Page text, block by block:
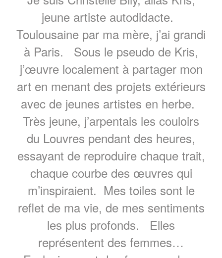
jeune artiste autodidacte.
Toulousaine par ma mère, j’ai grandi
à Paris. Sous le pseudo de Kris,
j’œuvre localement à partager mon
art en menant des projets extérieurs
avec de jeunes artistes en herbe.
Très jeune, j’arpentais les couloirs
du Louvres pendant des heures,
essayant de reproduire chaque trait,
chaque courbe des œuvres qui
m’inspiraient. Mes toiles sont le
reflet de ma vie, de mes sentiments
les plus profonds. Elles
représentent des femmes…